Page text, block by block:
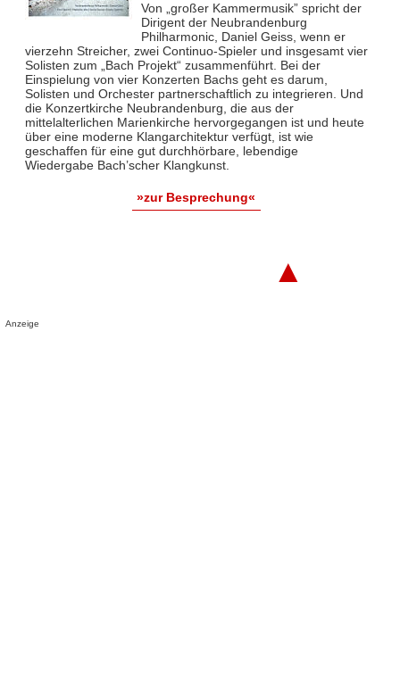
Von „großer Kammermusik” spricht der
Dirigent der Neubrandenburg
Philharmonic, Daniel Geiss, wenn er
vierzehn Streicher, zwei Continuo-Spieler und insgesamt vier
Solisten zum „Bach Projekt“ zusammenführt. Bei der
Einspielung von vier Konzerten Bachs geht es darum,
Solisten und Orchester partnerschaftlich zu integrieren. Und
die Konzertkirche Neubrandenburg, die aus der
mittelalterlichen Marienkirche hervorgegangen ist und heute
über eine moderne Klangarchitektur verfügt, ist wie
geschaffen für eine gut durchhörbare, lebendige
Wiedergabe Bach’scher Klangkunst.
»zur Besprechung«
▲
Anzeige